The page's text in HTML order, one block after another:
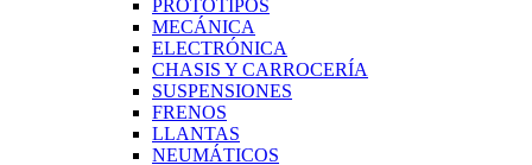
PROTOTIPOS
MECÁNICA
ELECTRÓNICA
CHASIS Y CARROCERÍA
SUSPENSIONES
FRENOS
LLANTAS
NEUMÁTICOS